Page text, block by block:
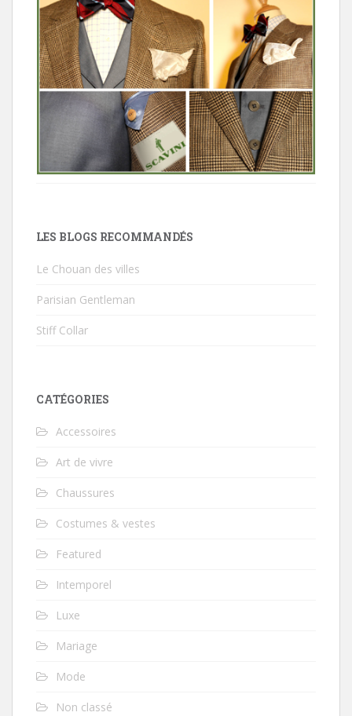
LES BLOGS RECOMMANDÉS
Le Chouan des villes
Parisian Gentleman
Stiff Collar
CATÉGORIES
Accessoires
Art de vivre
Chaussures
Costumes & vestes
Featured
Intemporel
Luxe
Mariage
Mode
Non classé